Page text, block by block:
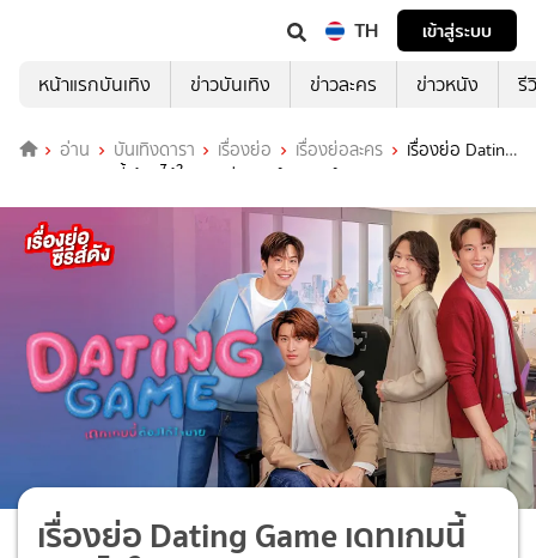
TH
เข้าสู่ระบบ
หน้าแรกบันเทิง
ข่าวบันเทิง ข่าวละคร ข่าวหนัง รี
อ่าน บันเทิงดารา เรื่องย่อ เรื่องย่อละคร
เรื่องย่อ Dating
Game เดทเกมนี้ ต้องได้ใจนาย ช่อง เวิร์คพอยท์ 23 (ตอนจบ)
เรื่องย่อ Dating Game เดทเกมนี้